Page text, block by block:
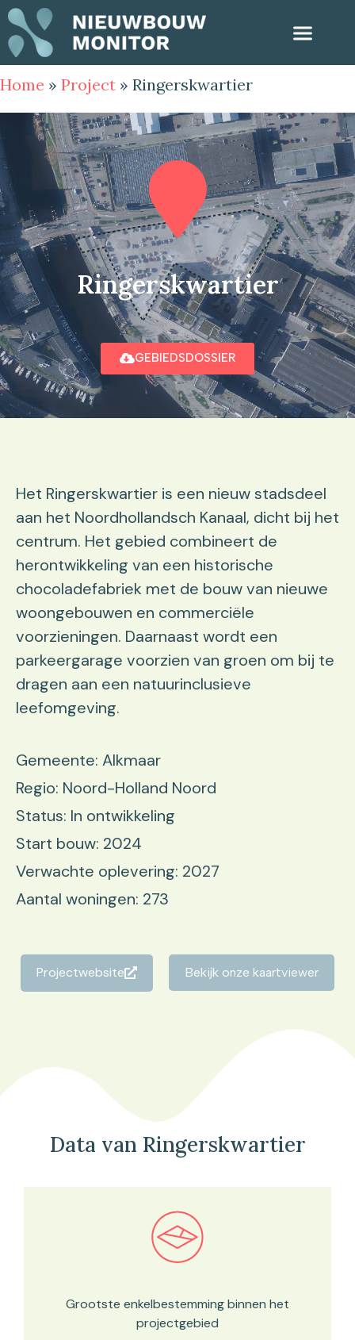
Home » Project » Ringerskwartier
Ringerskwartier
GEBIEDSDOSSIER
Het Ringerskwartier is een nieuw stadsdeel
aan het Noordhollandsch Kanaal, dicht bij het
centrum. Het gebied combineert de
herontwikkeling van een historische
chocoladefabriek met de bouw van nieuwe
woongebouwen en commerciële
voorzieningen. Daarnaast wordt een
parkeergarage voorzien van groen om bij te
dragen aan een natuurinclusieve
leefomgeving.
Gemeente: Alkmaar
Regio: Noord-Holland Noord
Status: In ontwikkeling
Start bouw: 2024
Verwachte oplevering: 2027
Aantal woningen: 273
Projectwebsite Bekijk onze kaartviewer
Data van Ringerskwartier
Bekijk in onze kaartviewer
Grootste enkelbestemming binnen het
projectgebied